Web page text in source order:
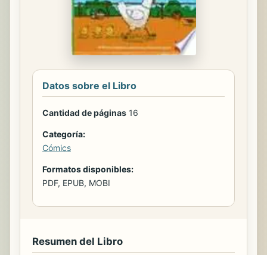
Datos sobre el Libro
Cantidad de páginas 16
Categoría:
Cómics
Formatos disponibles:
PDF, EPUB, MOBI
Resumen del Libro